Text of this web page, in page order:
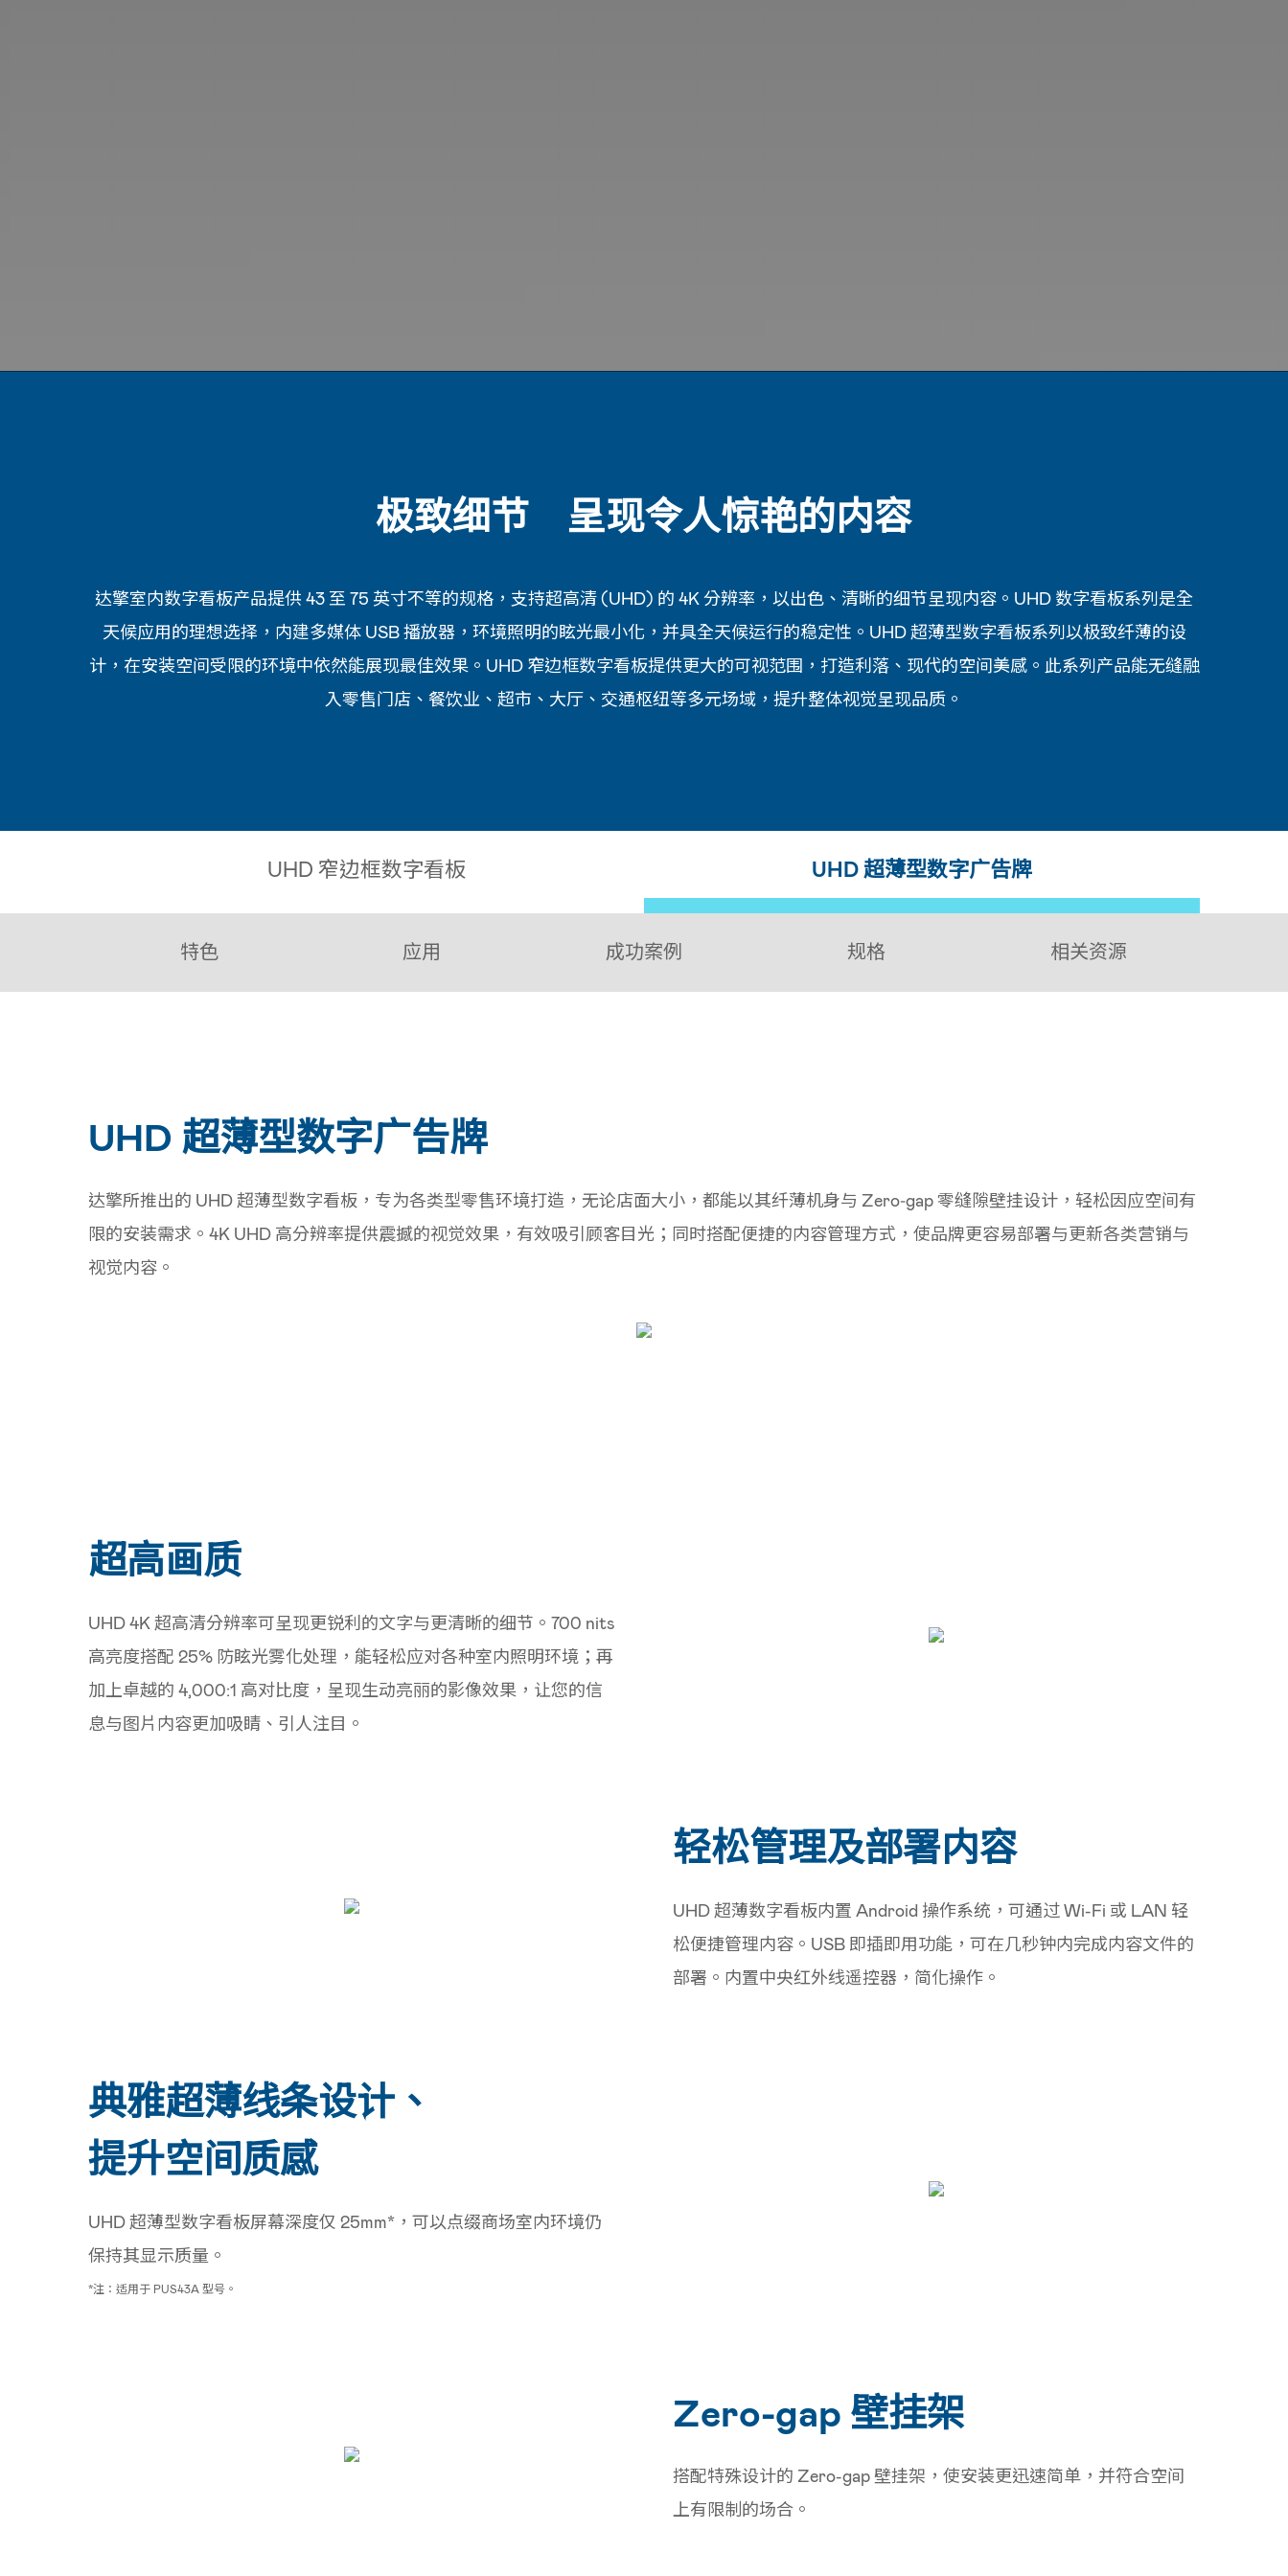
极致细节 呈现令人惊艳的内容
达擎室内数字看板产品提供 43 至 75 英寸不等的规格，支持超高清 (UHD) 的 4K 分辨率，以出色、清晰的细节呈现内容。UHD 数字看板系列是全
天候应用的理想选择，内建多媒体 USB 播放器，环境照明的眩光最小化，并具全天候运行的稳定性。UHD 超薄型数字看板系列以极致纤薄的设
计，在安装空间受限的环境中依然能展现最佳效果。UHD 窄边框数字看板提供更大的可视范围，打造利落、现代的空间美感。此系列产品能无缝融
入零售门店、餐饮业、超市、大厅、交通枢纽等多元场域，提升整体视觉呈现品质。
UHD 窄边框数字看板 UHD 超薄型数字广告牌
特色 应用 成功案例 规格 相关资源
UHD 超薄型数字广告牌
达擎所推出的 UHD 超薄型数字看板，专为各类型零售环境打造，无论店面大小，都能以其纤薄机身与 Zero‑gap 零缝隙壁挂设计，轻松因应空间有
限的安装需求。4K UHD 高分辨率提供震撼的视觉效果，有效吸引顾客目光；同时搭配便捷的内容管理方式，使品牌更容易部署与更新各类营销与
视觉内容。
超高画质
UHD 4K 超高清分辨率可呈现更锐利的文字与更清晰的细节。700 nits
高亮度搭配 25% 防眩光雾化处理，能轻松应对各种室内照明环境；再
加上卓越的 4,000:1 高对比度，呈现生动亮丽的影像效果，让您的信
息与图片内容更加吸睛、引人注目。
轻松管理及部署内容
UHD 超薄数字看板内置 Android 操作系统，可通过 Wi-Fi 或 LAN 轻
松便捷管理内容。USB 即插即用功能，可在几秒钟内完成内容文件的
部署。内置中央红外线遥控器，简化操作。
典雅超薄线条设计、
提升空间质感
UHD 超薄型数字看板屏幕深度仅 25mm*，可以点缀商场室内环境仍
保持其显示质量。
*注：适用于 PUS43A 型号。
Zero-gap 壁挂架
搭配特殊设计的 Zero-gap 壁挂架，使安装更迅速简单，并符合空间
上有限制的场合。